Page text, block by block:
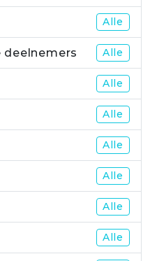
Alle
deelnemers Alle
Alle
Alle
Alle
Alle
Alle
Alle